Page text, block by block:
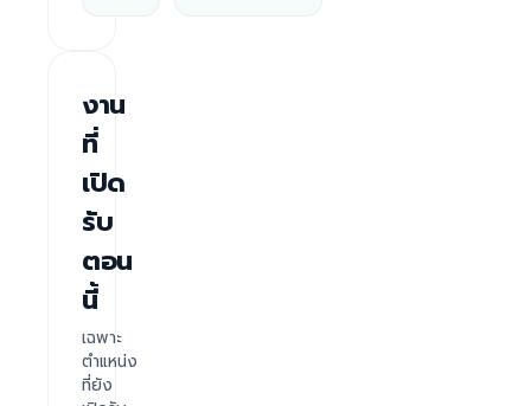
งาน
ที่
เปิด
รับ
ตอน
นี้
เฉพาะ
ตำแหน่ง
ที่ยัง